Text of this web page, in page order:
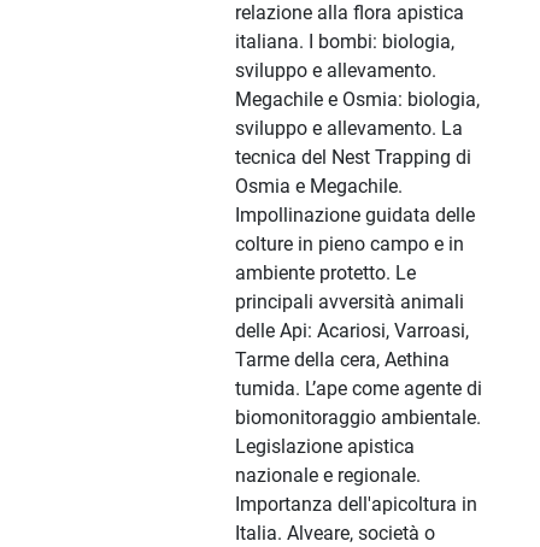
relazione alla flora apistica
italiana. I bombi: biologia,
sviluppo e allevamento.
Megachile e Osmia: biologia,
sviluppo e allevamento. La
tecnica del Nest Trapping di
Osmia e Megachile.
Impollinazione guidata delle
colture in pieno campo e in
ambiente protetto. Le
principali avversità animali
delle Api: Acariosi, Varroasi,
Tarme della cera, Aethina
tumida. L’ape come agente di
biomonitoraggio ambientale.
Legislazione apistica
nazionale e regionale.
Importanza dell'apicoltura in
Italia. Alveare, società o